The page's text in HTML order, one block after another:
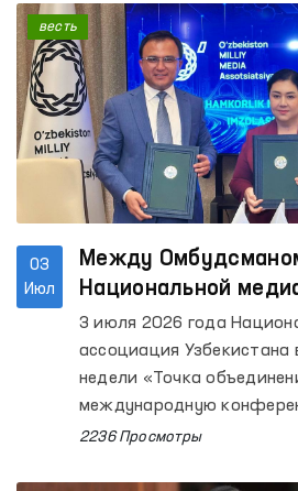
Махмудовой.
03
Июл
Между
Национальной
Узбекистана
о сотрудничестве
3 июля 2026 года
ассоциация Узбекистана
недели «Точка
международную
слова и надежные медиа».
2236 Просмотры
весть